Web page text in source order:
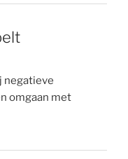
negatieve
omgaan met